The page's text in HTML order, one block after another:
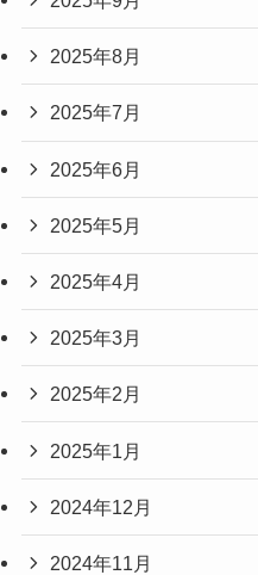
2025年8月
2025年7月
2025年6月
2025年5月
2025年4月
2025年3月
2025年2月
2025年1月
2024年12月
2024年11月